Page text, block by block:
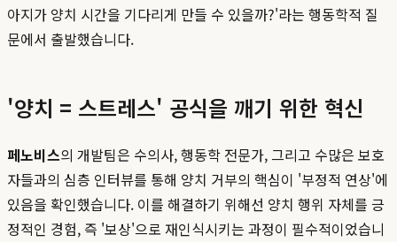
아지가 양치 시간을 기다리게 만들 수 있을까?'라는 행동학적 질
문에서 출발했습니다.
'양치 = 스트레스' 공식을 깨기 위한 혁신
페노비스의 개발팀은 수의사, 행동학 전문가, 그리고 수많은 보호
자들과의 심층 인터뷰를 통해 양치 거부의 핵심이 '부정적 연상'에
있음을 확인했습니다. 이를 해결하기 위해선 양치 행위 자체를 긍
정적인 경험, 즉 '보상'으로 재인식시키는 과정이 필수적이었습니